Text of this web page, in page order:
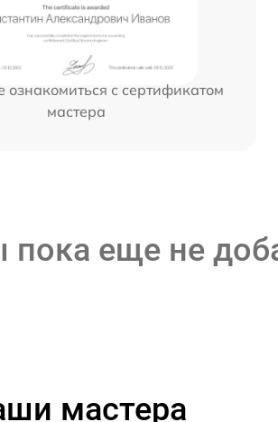
ознакомиться с сертификатом
мастера
еще не
мастера